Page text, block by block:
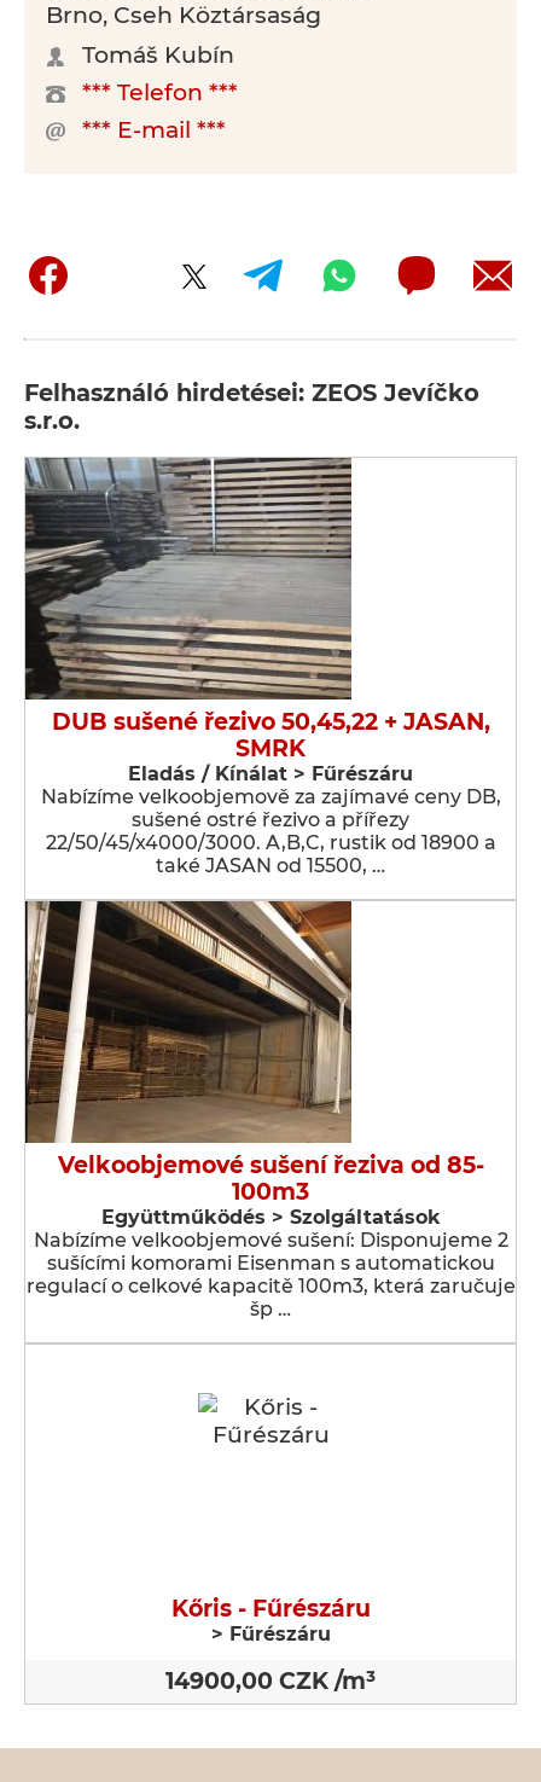
Brno, Cseh Köztársaság
Tomáš Kubín
*** Telefon ***
*** E-mail ***
Felhasználó hirdetései: ZEOS Jevíčko
s.r.o.
DUB sušené řezivo 50,45,22 + JASAN,
SMRK
Eladás / Kínálat > Fűrészáru
Nabízíme velkoobjemově za zajímavé ceny DB,
sušené ostré řezivo a přířezy
22/50/45/x4000/3000. A,B,C, rustik od 18900 a
také JASAN od 15500, …
Velkoobjemové sušení řeziva od 85-
100m3
Együttműködés > Szolgáltatások
Nabízíme velkoobjemové sušení: Disponujeme 2
sušícími komorami Eisenman s automatickou
regulací o celkové kapacitě 100m3, která zaručuje
šp …
Kőris - Fűrészáru
> Fűrészáru
14900,00 CZK /m³